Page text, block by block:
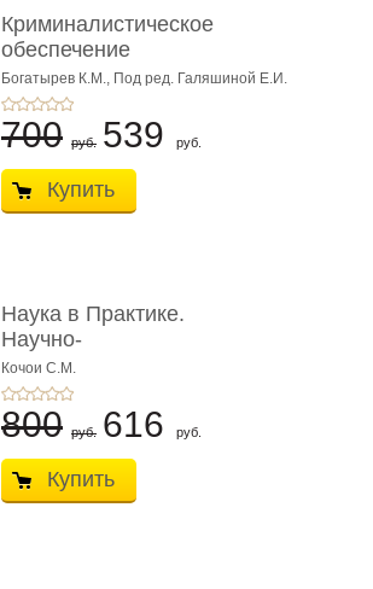
Криминалистическое
обеспечение
медиабезопас� ...
Богатырев К.М., Под ред. Галяшиной Е.И.
700 руб. 539 руб.
Купить
Наука в Практике.
Научно-
консультационные (пра
...
Кочои С.М.
800 руб. 616 руб.
Купить